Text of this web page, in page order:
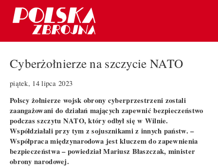
Cyberżołnierze na szczycie NATO
piątek, 14 lipca 2023
Polscy żołnierze wojsk obrony cyberprzestrzeni zostali
zaangażowani do działań mających zapewnić bezpieczeństwo
podczas szczytu NATO, który odbył się w Wilnie.
Współdziałali przy tym z sojusznikami z innych państw. –
Współpraca międzynarodowa jest kluczem do zapewnienia
bezpieczeństwa – powiedział Mariusz Błaszczak, minister
obrony narodowej.